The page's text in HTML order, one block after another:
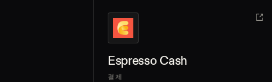
Espresso Cash
결제